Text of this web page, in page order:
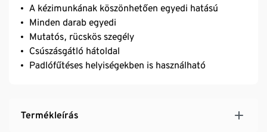
A kézimunkának köszönhetően egyedi hatású
Minden darab egyedi
Mutatós, rücskös szegély
Csúszásgátló hátoldal
Padlófűtéses helyiségekben is használható
Termékleírás